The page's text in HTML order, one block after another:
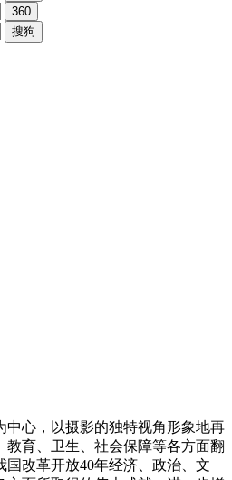
360
搜狗
中心，以摄影的独特视角形象地再
教育、卫生、社会保障等各方面翻
国改革开放40年经济、政治、文